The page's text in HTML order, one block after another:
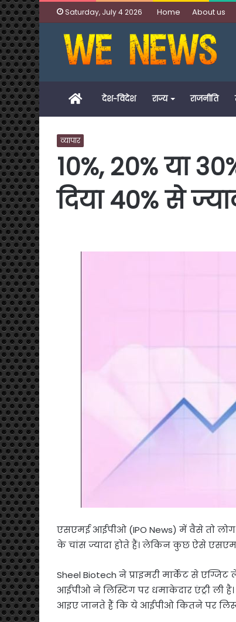
Saturday, July 4 2026 Home About us
Homeदेश-विदेश राज्य राजनीति
व्यापार
10%, 20% या
दिया 40% से
एसएमई आईपीओ (IPO News) में वैसे तो
के चांस ज्यादा होते हैं। लेकिन कुछ ऐसे
Sheel Biotech ने प्राइमरी मार्केट से
आईपीओ ने लिस्टिंग पर धमाकेदार एंट्री ली
आइए जानते हैं कि ये आईपीओ कितने पर